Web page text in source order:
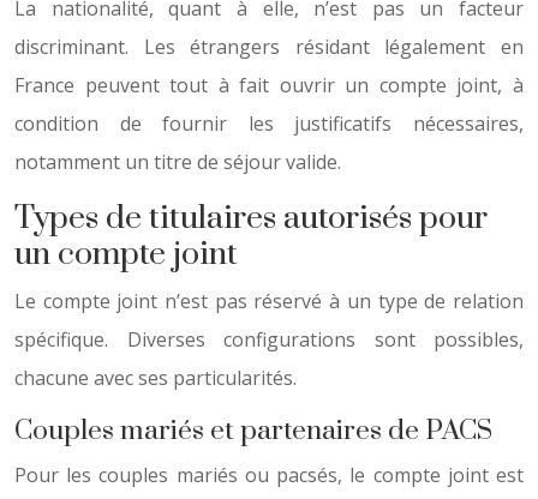
La nationalité, quant à elle, n’est pas un facteur
discriminant. Les étrangers résidant légalement en
France peuvent tout à fait ouvrir un compte joint, à
condition de fournir les justificatifs nécessaires,
notamment un titre de séjour valide.
Types de titulaires autorisés pour
un compte joint
Le compte joint n’est pas réservé à un type de relation
spécifique. Diverses configurations sont possibles,
chacune avec ses particularités.
Couples mariés et partenaires de PACS
Pour les couples mariés ou pacsés, le compte joint est